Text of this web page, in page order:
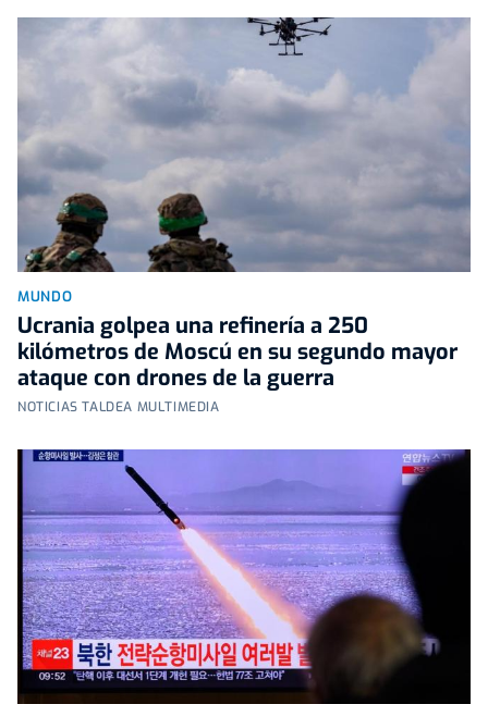
MUNDO
Ucrania golpea una refinería a 250
kilómetros de Moscú en su segundo mayor
ataque con drones de la guerra
NOTICIAS TALDEA MULTIMEDIA